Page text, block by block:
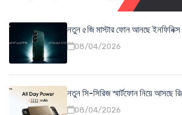
নতুন ৫জি মাস্টার ফোন আনছে ইনফিনিক্স
08/04/2026
নতুন সি-সিরিজ স্মার্টফোন নিয়ে আসছে
08/04/2026